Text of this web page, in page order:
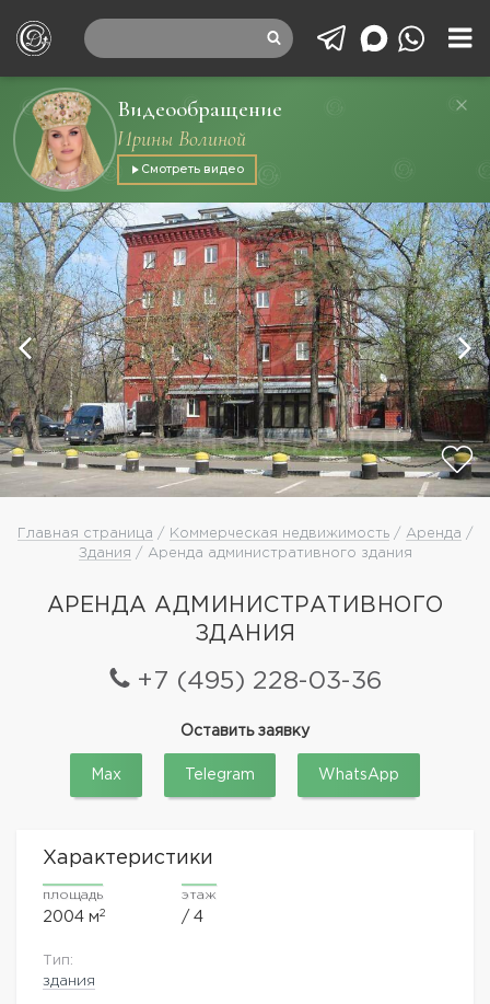
Видеообращение
Ирины Волиной
Смотреть видео
Главная страница / Коммерческая недвижимость/ Аренда /
Здания / Аренда административного здания
АРЕНДА АДМИНИСТРАТИВНОГО
ЗДАНИЯ
+7 (495) 228-03-36
Оставить заявку
Max Telegram WhatsApp
Характеристики
площадь
2004 м2
этаж
/ 4
Тип:
здания